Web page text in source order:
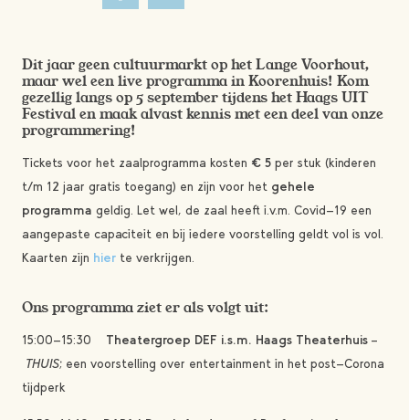
Dit jaar geen cultuurmarkt op het Lange Voorhout,
maar wel een live programma in Koorenhuis! Kom
gezellig langs op 5 september tijdens het Haags UIT
Festival en maak alvast kennis met een deel van onze
programmering!
Tickets voor het zaalprogramma kosten € 5 per stuk (kinderen
t/m 12 jaar gratis toegang) en zijn voor het gehele
programma geldig. Let wel, de zaal heeft i.v.m. Covid-19 een
aangepaste capaciteit en bij iedere voorstelling geldt vol is vol.
Kaarten zijn hier te verkrijgen.
Ons programma ziet er als volgt uit:
15:00-15:30 Theatergroep DEF i.s.m. Haags Theaterhuis –
THUIS; een voorstelling over entertainment in het post-Corona
tijdperk